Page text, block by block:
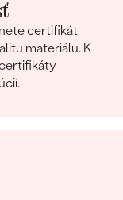
certifikát
materiálu. K